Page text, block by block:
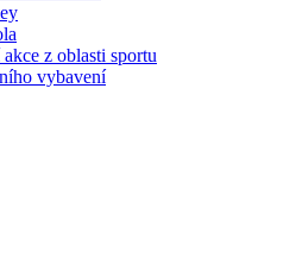
z oblasti sportu
vybavení